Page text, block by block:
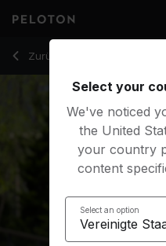
Zurück zu Outdoor-Kurse
Zurück
20 Min Intervals Run with
Select your
We've noticed
the United
your country
content
Select an option